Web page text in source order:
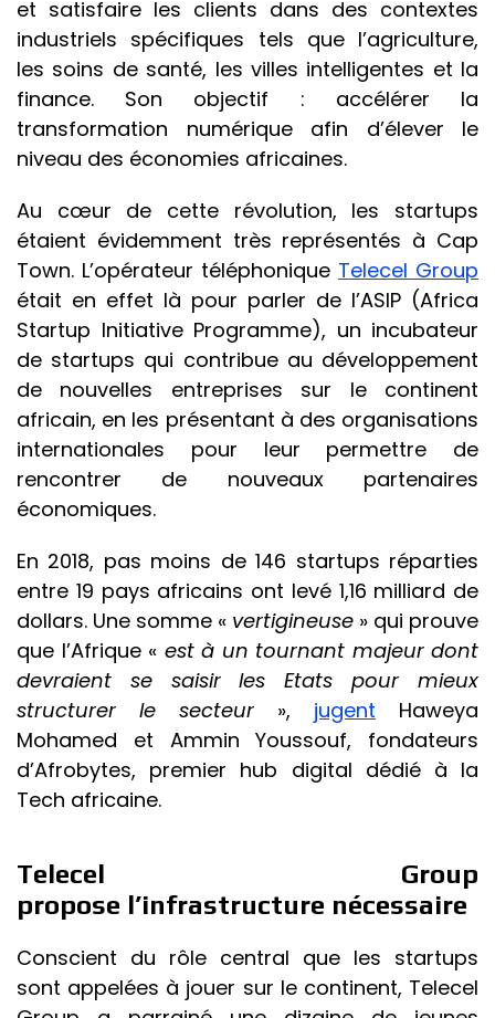
et satisfaire les clients dans des contextes
industriels spécifiques tels que l’agriculture,
les soins de santé, les villes intelligentes et la
finance. Son objectif : accélérer la
transformation numérique afin d’élever le
niveau des économies africaines.
Au cœur de cette révolution, les startups
étaient évidemment très représentés à Cap
Town. L’opérateur téléphonique Telecel Group
était en effet là pour parler de l’ASIP (Africa
Startup Initiative Programme), un incubateur
de startups qui contribue au développement
de nouvelles entreprises sur le continent
africain, en les présentant à des organisations
internationales pour leur permettre de
rencontrer de nouveaux partenaires
économiques.
En 2018, pas moins de 146 startups réparties
entre 19 pays africains ont levé 1,16 milliard de
dollars. Une somme « vertigineuse » qui prouve
que l’Afrique « est à un tournant majeur dont
devraient se saisir les Etats pour mieux
structurer le secteur », jugent Haweya
Mohamed et Ammin Youssouf, fondateurs
d’Afrobytes, premier hub digital dédié à la
Tech africaine.
Telecel Group
propose l’infrastructure nécessaire
Conscient du rôle central que les startups
sont appelées à jouer sur le continent, Telecel